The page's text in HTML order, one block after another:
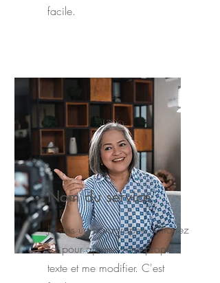
facile.
Nom du service
Je suis un paragraphe. Cliquez
ici pour ajouter votre propre
texte et me modifier. C'est